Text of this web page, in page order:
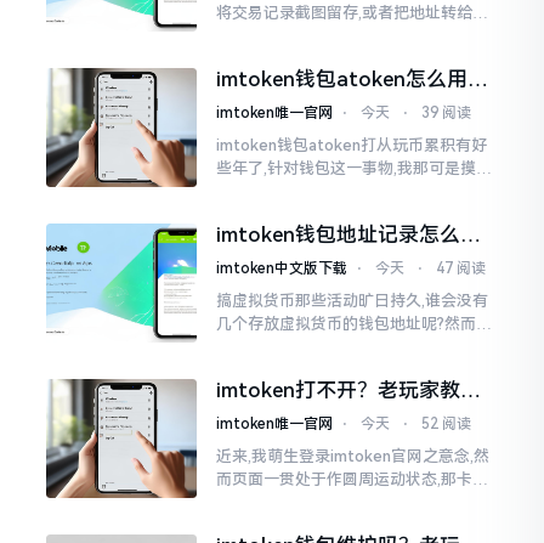
将交易记录截图留存,或者把地址转给友
简易的
imtoken钱包atoken怎么用？
一文教你搞定
imtoken唯一官网 ⋅ 今天 ⋅ 39 阅读
imtoken钱包atoken打从玩币累积有好
些年了,针对钱包这一事物,我那可是摸得
一块儿
imtoken钱包地址记录怎么
删？手把手教你清干净
imtoken中文版下载 ⋅ 今天 ⋅ 47 阅读
搞虚拟货币那些活动旷日持久,谁会没有
几个存放虚拟货币的钱包地址呢?然而某
钱包
imtoken打不开？老玩家教你
几招
imtoken唯一官网 ⋅ 今天 ⋅ 52 阅读
近来,我萌生登录imtoken官网之意念,然
而页面一贯处于作圆周运动状态,那卡顿